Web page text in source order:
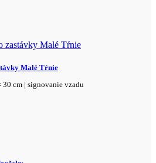
Malé Tŕnie
cm | signovanie vzadu